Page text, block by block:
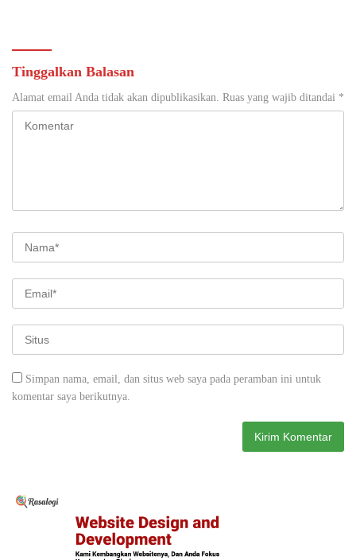
Tinggalkan Balasan
Alamat email Anda tidak akan dipublikasikan. Ruas yang wajib ditandai *
Simpan nama, email, dan situs web saya pada peramban ini untuk
komentar saya berikutnya.